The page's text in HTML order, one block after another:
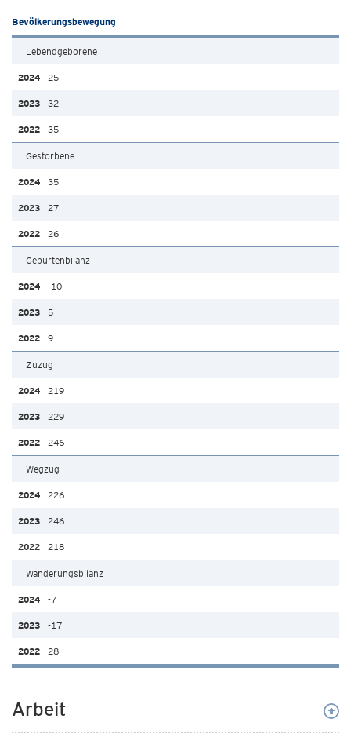
Bevölkerungsbewegung
Lebendgeborene
25
32
35
Gestorbene
35
27
26
Geburtenbilanz
-10
5
9
Zuzug
219
229
246
Wegzug
226
246
218
Wanderungsbilanz
-7
-17
28
Arbeit